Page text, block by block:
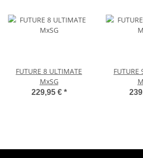
FUTURE 8 ULTIMATE
MxSG
229,95 € *
FUTURE